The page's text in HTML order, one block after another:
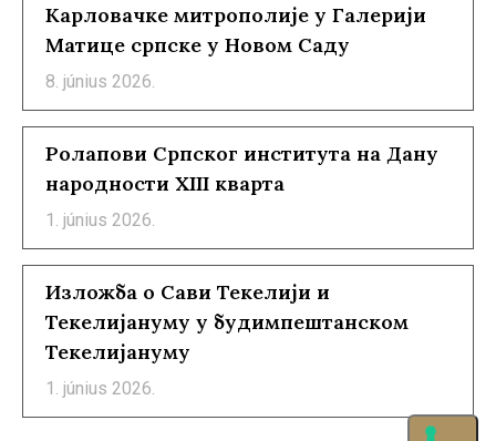
Карловачке митрополије у Галерији
Матице српске у Новом Саду
8. június 2026.
Ролапови Српског института на Дану
народности XIII кварта
1. június 2026.
Изложба о Сави Текелији и
Текелијануму у будимпештанском
Текелијануму
1. június 2026.